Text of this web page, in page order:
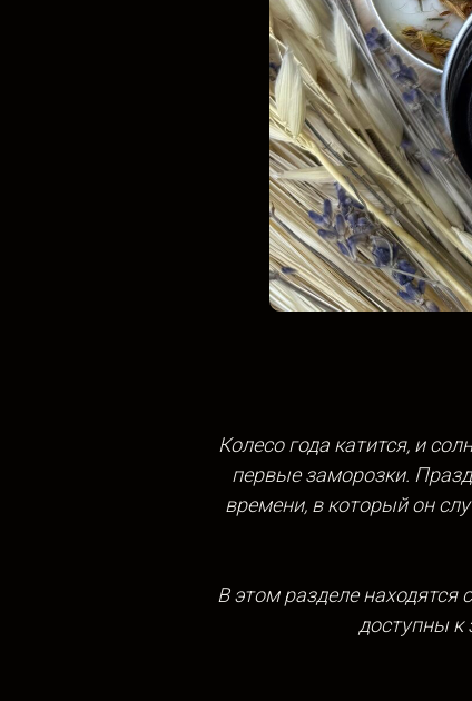
Колесо года катится, и
первые заморозки.
времени, в который он
В этом разделе находятся
доступны к